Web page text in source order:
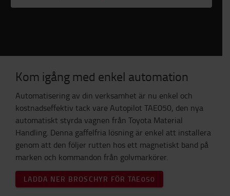
Kom igång med enkel automation
Automatisering av din verksamhet är nu enkel och
kostnadseffektiv tack vare Autopilot TAE050, den nya
automatiskt styrda vagnen från Toyota Material
Handling. Denna gaffelfria lösning är enkel att installera
genom att den följer rutten hos ett magnetiskt band på
marken och kommandon från golvmarkörer.
LADDA NER BROSCHYR FÖR TAE050